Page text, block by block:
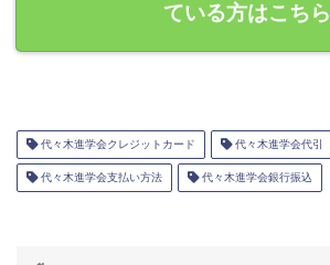
ている方はこちら
代々木進学会クレジットカード 代々木進学会代引
代々木進学会支払い方法 代々木進学会銀行振込